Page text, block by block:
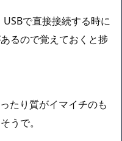
で直接接続する時に
るので覚えておくと捗
たり質がイマイチのも
うで。